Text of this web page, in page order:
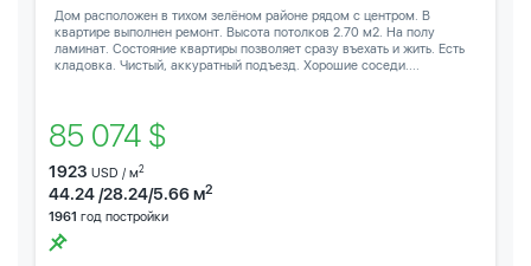
Дом расположен в тихом зелёном районе рядом с центром. В
квартире выполнен ремонт. Высота потолков 2.70 м2. На полу
ламинат. Состояние квартиры позволяет сразу въехать и жить. Есть
кладовка. Чистый, аккуратный подъезд. Хорошие соседи....
85 074 $
1923 USD / м2
44.24 /28.24/5.66 м2
1961 год постройки